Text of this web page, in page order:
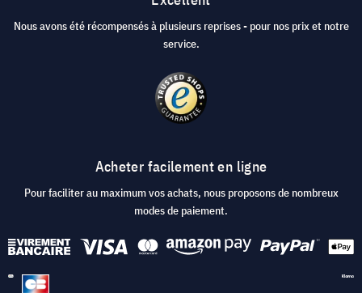
Nous avons été récompensés à plusieurs reprises - pour nos prix et notre
service.
Acheter facilement en ligne
Pour faciliter au maximum vos achats, nous proposons de nombreux
modes de paiement.